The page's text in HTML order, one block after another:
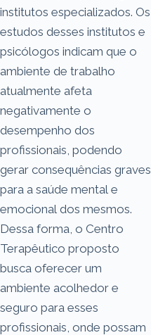
institutos especializados. Os
estudos desses institutos e
psicólogos indicam que o
ambiente de trabalho
atualmente afeta
negativamente o
desempenho dos
profissionais, podendo
gerar consequências graves
para a saúde mental e
emocional dos mesmos.
Dessa forma, o Centro
Terapêutico proposto
busca oferecer um
ambiente acolhedor e
seguro para esses
profissionais, onde possam